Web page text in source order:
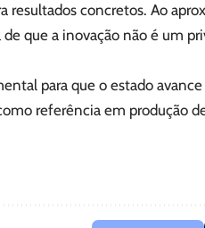
resultados concretos. Ao
que a inovação não é um
para que o estado
referência em produção